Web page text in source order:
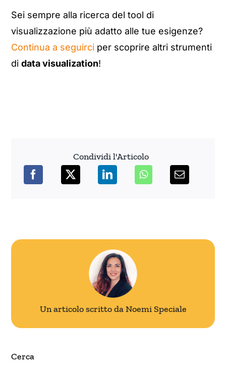
Sei sempre alla ricerca del tool di
visualizzazione più adatto alle tue esigenze?
Continua a seguirci per scoprire altri strumenti
didata visualization!
Condividi l'Articolo
Un articolo scritto da Noemi Speciale
Cerca